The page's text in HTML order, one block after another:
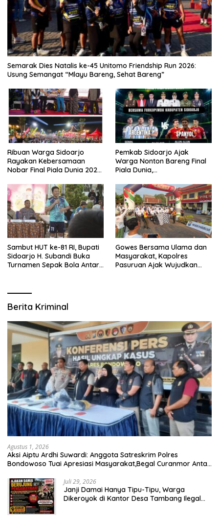
Semarak Dies Natalis ke-45 Unitomo Friendship Run 2026:
Usung Semangat “Mlayu Bareng, Sehat Bareng”
Ribuan Warga Sidoarjo
Rayakan Kebersamaan
Nobar Final Piala Dunia 2026
Forkopimda
Pemkab Sidoarjo Ajak
Warga Nonton Bareng Final
Piala Dunia,
Sambut HUT ke-81 RI, Bupati
Sidoarjo H. Subandi Buka
Turnamen Sepak Bola Antar
Gowes Bersama Ulama dan
Masyarakat, Kapolres
Pasuruan Ajak Wujudkan
Berita Kriminal
Agustus 1, 2026
Aksi Aiptu Ardhi Suwardi: Anggota Satreskrim Polres
Bondowoso Tuai Apresiasi Masyarakat,Begal Curanmor Antar
Juli 29, 2026
Janji Damai Hanya Tipu-Tipu, Warga
Dikeroyok di Kantor Desa Tambang Ilegal